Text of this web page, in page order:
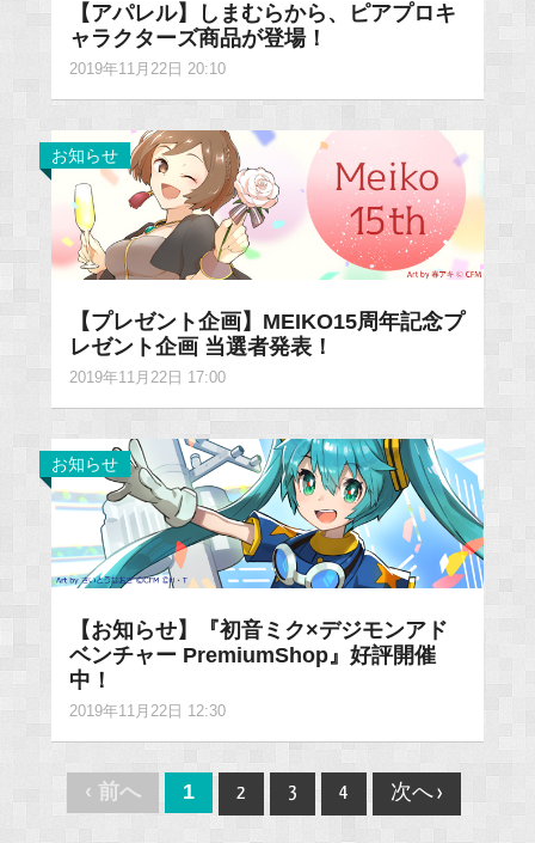
【アパレル】しまむらから、ピアプロキ
ャラクターズ商品が登場！
2019年11月22日 20:10
お知らせ
【プレゼント企画】MEIKO15周年記念プ
レゼント企画 当選者発表！
2019年11月22日 17:00
お知らせ
【お知らせ】『初音ミク×デジモンアド
ベンチャー PremiumShop』好評開催
中！
2019年11月22日 12:30
Post
navigation
‹ 前へ 1 2 3 4 次へ ›